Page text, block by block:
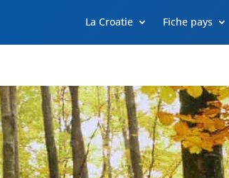
La Croatie Fiche pays